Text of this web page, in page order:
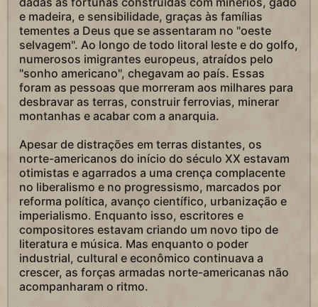
e madeira, e sensibilidade, graças às famílias
tementes a Deus que se assentaram no "oeste
selvagem". Ao longo de todo litoral leste e do golfo,
numerosos imigrantes europeus, atraídos pelo
"sonho americano", chegavam ao país. Essas
foram as pessoas que morreram aos milhares para
desbravar as terras, construir ferrovias, minerar
montanhas e acabar com a anarquia.
Apesar de distrações em terras distantes, os
norte-americanos do início do século XX estavam
otimistas e agarrados a uma crença complacente
no liberalismo e no progressismo, marcados por
reforma política, avanço científico, urbanização e
imperialismo. Enquanto isso, escritores e
compositores estavam criando um novo tipo de
literatura e música. Mas enquanto o poder
industrial, cultural e econômico continuava a
crescer, as forças armadas norte-americanas não
acompanharam o ritmo.